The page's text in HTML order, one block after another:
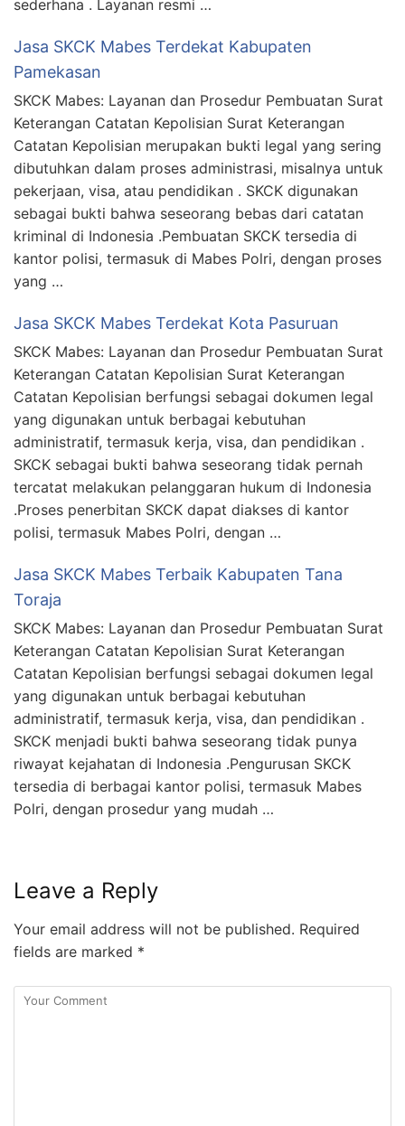
sederhana . Layanan resmi …
Jasa SKCK Mabes Terdekat Kabupaten
Pamekasan
SKCK Mabes: Layanan dan Prosedur Pembuatan Surat
Keterangan Catatan Kepolisian Surat Keterangan
Catatan Kepolisian merupakan bukti legal yang sering
dibutuhkan dalam proses administrasi, misalnya untuk
pekerjaan, visa, atau pendidikan . SKCK digunakan
sebagai bukti bahwa seseorang bebas dari catatan
kriminal di Indonesia .Pembuatan SKCK tersedia di
kantor polisi, termasuk di Mabes Polri, dengan proses
yang …
Jasa SKCK Mabes Terdekat Kota Pasuruan
SKCK Mabes: Layanan dan Prosedur Pembuatan Surat
Keterangan Catatan Kepolisian Surat Keterangan
Catatan Kepolisian berfungsi sebagai dokumen legal
yang digunakan untuk berbagai kebutuhan
administratif, termasuk kerja, visa, dan pendidikan .
SKCK sebagai bukti bahwa seseorang tidak pernah
tercatat melakukan pelanggaran hukum di Indonesia
.Proses penerbitan SKCK dapat diakses di kantor
polisi, termasuk Mabes Polri, dengan …
Jasa SKCK Mabes Terbaik Kabupaten Tana
Toraja
SKCK Mabes: Layanan dan Prosedur Pembuatan Surat
Keterangan Catatan Kepolisian Surat Keterangan
Catatan Kepolisian berfungsi sebagai dokumen legal
yang digunakan untuk berbagai kebutuhan
administratif, termasuk kerja, visa, dan pendidikan .
SKCK menjadi bukti bahwa seseorang tidak punya
riwayat kejahatan di Indonesia .Pengurusan SKCK
tersedia di berbagai kantor polisi, termasuk Mabes
Polri, dengan prosedur yang mudah …
Leave a Reply
Your email address will not be published. Required
fields are marked *